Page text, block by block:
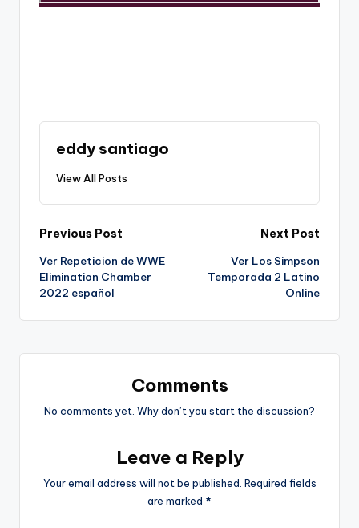
eddy santiago
View All Posts
Post
navigation
Previous Post
Ver Repeticion de WWE
Elimination Chamber
2022 español
Next Post
Ver Los Simpson
Temporada 2 Latino
Online
Comments
No comments yet. Why don’t you start the discussion?
Leave a Reply
Your email address will not be published. Required fields
are marked *